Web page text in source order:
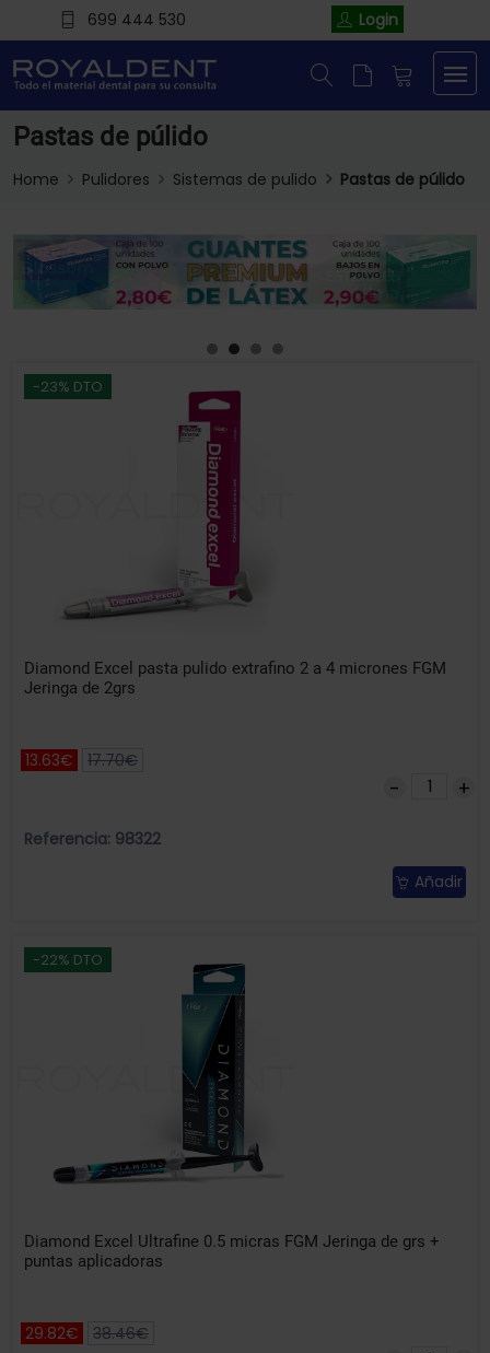
699 444 530 Login
Pastas de púlido
Home Pulidores Sistemas de pulido Pastas de púlido
-23% DTO
Diamond Excel pasta pulido extrafino 2 a 4 micrones FGM
Jeringa de 2grs
13.63€ 17.70€
Referencia: 98322
Añadir
-22% DTO
Diamond Excel Ultrafine 0.5 micras FGM Jeringa de grs +
puntas aplicadoras
29.82€ 38.46€